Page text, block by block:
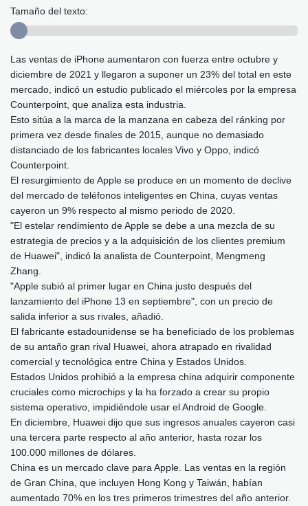
Tamaño del texto:
Las ventas de iPhone aumentaron con fuerza entre octubre y
diciembre de 2021 y llegaron a suponer un 23% del total en este
mercado, indicó un estudio publicado el miércoles por la empresa
Counterpoint, que analiza esta industria.
Esto sitúa a la marca de la manzana en cabeza del ránking por
primera vez desde finales de 2015, aunque no demasiado
distanciado de los fabricantes locales Vivo y Oppo, indicó
Counterpoint.
El resurgimiento de Apple se produce en un momento de declive
del mercado de teléfonos inteligentes en China, cuyas ventas
cayeron un 9% respecto al mismo periodo de 2020.
"El estelar rendimiento de Apple se debe a una mezcla de su
estrategia de precios y a la adquisición de los clientes premium
de Huawei", indicó la analista de Counterpoint, Mengmeng
Zhang.
"Apple subió al primer lugar en China justo después del
lanzamiento del iPhone 13 en septiembre", con un precio de
salida inferior a sus rivales, añadió.
El fabricante estadounidense se ha beneficiado de los problemas
de su antaño gran rival Huawei, ahora atrapado en rivalidad
comercial y tecnológica entre China y Estados Unidos.
Estados Unidos prohibió a la empresa china adquirir componente
cruciales como microchips y la ha forzado a crear su propio
sistema operativo, impidiéndole usar el Android de Google.
En diciembre, Huawei dijo que sus ingresos anuales cayeron casi
una tercera parte respecto al año anterior, hasta rozar los
100.000 millones de dólares.
China es un mercado clave para Apple. Las ventas en la región
de Gran China, que incluyen Hong Kong y Taiwán, habían
aumentado 70% en los tres primeros trimestres del año anterior.